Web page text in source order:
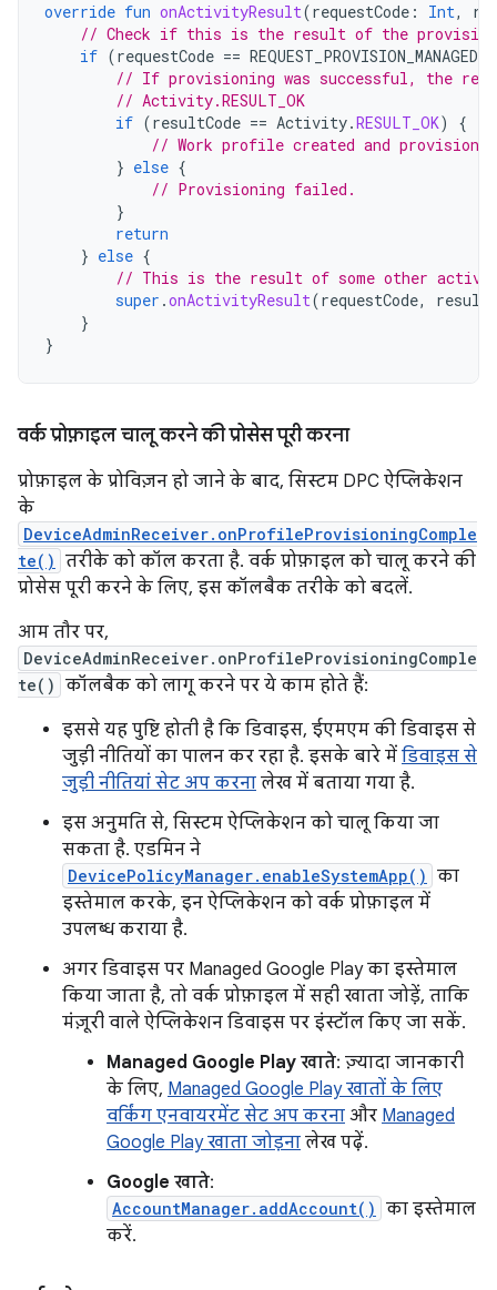
override fun onActivityResult(requestCode : Int,
// Check if this is the result of the
if (requestCode ==
// If provisioning was successful, the
// Activity.RESULT_OK
if (resultCode == Activity.RESULT_OK)
{
// Work profile created and
} else {
// Provisioning failed.
}
return
} else {
// This is the result of some other
super .onActivityResult(requestCode,
}
}
वर्क प्रोफ़ाइल चालू करने की प्रोसेस पूरी करना
प्रोफ़ाइल के प्रोविज़न हो जाने के बाद, सिस्टम DPC ऐप्लिकेशन
के
DeviceAdminReceiver.onProfileProvisioningComple
te() तरीके को कॉल करता है. वर्क प्रोफ़ाइल को चालू करने की
प्रोसेस पूरी करने के लिए, इस कॉलबैक तरीके को बदलें.
आम तौर पर,
DeviceAdminReceiver.onProfileProvisioningComple
te() कॉलबैक को लागू करने पर ये काम होते हैं:
इससे यह पुष्टि होती है कि डिवाइस, ईएमएम की डिवाइस से
जुड़ी नीतियों का पालन कर रहा है. इसके बारे में डिवाइस से
जुड़ी नीतियां सेट अप करना लेख में बताया गया है.
इस अनुमति से, सिस्टम ऐप्लिकेशन को चालू किया जा
सकता है. एडमिन ने
DevicePolicyManager.enableSystemApp() का
इस्तेमाल करके, इन ऐप्लिकेशन को वर्क प्रोफ़ाइल में
उपलब्ध कराया है.
अगर डिवाइस पर Managed Google Play का इस्तेमाल
किया जाता है, तो वर्क प्रोफ़ाइल में सही खाता जोड़ें, ताकि
मंज़ूरी वाले ऐप्लिकेशन डिवाइस पर इंस्टॉल किए जा सकें.
Managed Google Play खाते: ज़्यादा जानकारी
के लिए, Managed Google Play खातों के लिए
वर्किंग एनवायरमेंट सेट अप करना और Managed
Google Play खाता जोड़ना लेख पढ़ें.
Google खाते:
AccountManager.addAccount() का इस्तेमाल
करें.